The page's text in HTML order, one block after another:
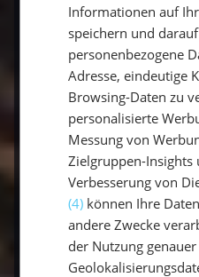
für den Erhalt der
einsetzen.
Kulturelle
über die kulturellen
Traditionen des
respektvoll damit
Informationen auf
speichern und
personenbezogene
Adresse, eindeutige
Browsing-Daten zu
personalisierte
Messung von
Zielgruppen-Insights
Verbesserung von
(4) können Ihre
andere Zwecke
der Nutzung genauer